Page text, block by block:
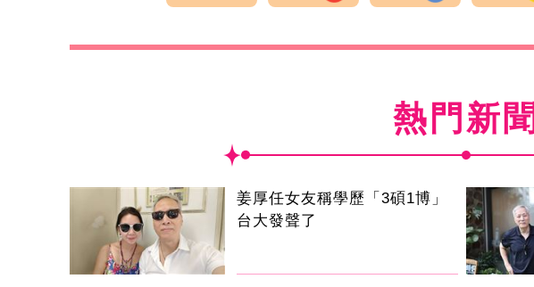
熱門新聞
姜厚任女友稱學歷「3碩1博」
台大發聲了